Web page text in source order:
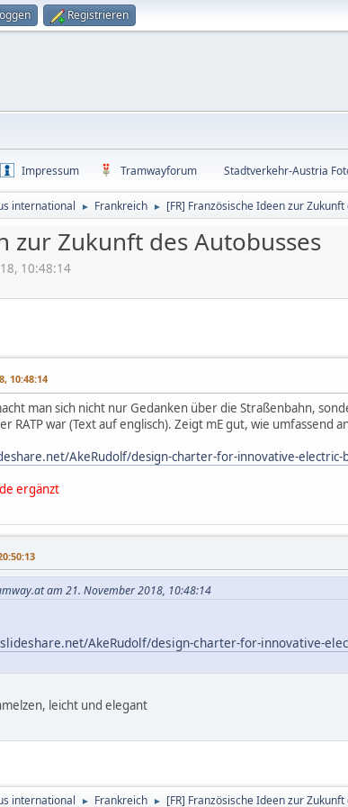
Registrieren
Impressum Tramwayforum Stadtverkehr-Austria
international ► Frankreich ► [FR] Französische Ideen zur
zur Zukunft des Autobusses
10:48:14
10:48:14
man sich nicht nur Gedanken über die Straßenbahn,
RATP war (Text auf englisch). Zeigt mE gut, wie umfassend
AkeRudolf/design-charter-for-innovative-
ergänzt
am 21. November 2018, 10:48:14
AkeRudolf/design-charter-for-innovative-
leicht und elegant
international ► Frankreich ► [FR] Französische Ideen zur